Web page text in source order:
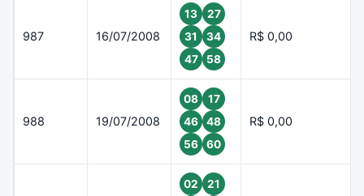
987 16/07/2008
13
27
31
34
47
58
R$ 0,00
988 19/07/2008
08
17
46
48
56
60
R$ 0,00
02
21